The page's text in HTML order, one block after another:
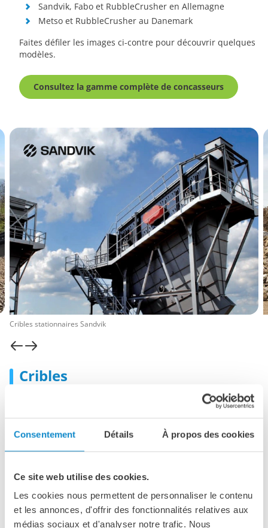
Consentement Détails À propos des cookies
Ce site web utilise des cookies.
Les cookies nous permettent de personnaliser le contenu
et les annonces, d'offrir des fonctionnalités relatives aux
médias sociaux et d'analyser notre trafic. Nous
Sandvik, Fabo et RubbleCrusher en Allemagne
Metso et RubbleCrusher au Danemark
Faites défiler les images ci-contre pour découvrir quelques
modèles.
Consultez la gamme complète de concasseurs
Cribles
pour les applications sèches et humides
Les installations de criblage sont utilisées pour séparer et
classifier la pierre concassée, le gravier et d’autres
matériaux en vrac selon leur taille. Elles garantissent que
le produit final respecte les spécifications requises pour
et l’industrie.
Le groupe Lutze est distributeur de plusieurs marques et
propose un large éventail d’installations de criblage
horizontales, inclinées et en forme de banane, mobiles ou
Cribles stationnaires Sandvik